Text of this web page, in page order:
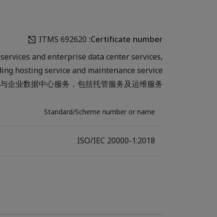
Certificate number:
ITMS 692620
and enterprise data center services,
hosting service and maintenance service.
企业数据中心服务，包括托管服务及运维服务。
Standard/Scheme number or name
ISO/IEC 20000-1:2018